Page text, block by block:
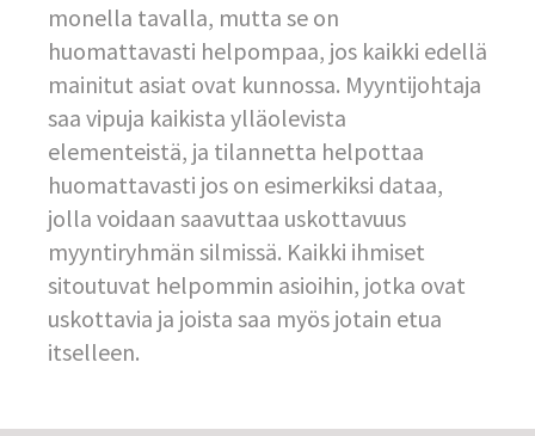
monella tavalla, mutta se on
huomattavasti helpompaa, jos kaikki edellä
mainitut asiat ovat kunnossa. Myyntijohtaja
saa vipuja kaikista ylläolevista
elementeistä, ja tilannetta helpottaa
huomattavasti jos on esimerkiksi dataa,
jolla voidaan saavuttaa uskottavuus
myyntiryhmän silmissä. Kaikki ihmiset
sitoutuvat helpommin asioihin, jotka ovat
uskottavia ja joista saa myös jotain etua
itselleen.